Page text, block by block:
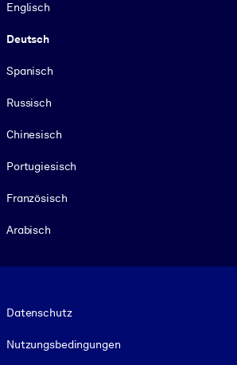
Englisch
Deutsch
Spanisch
Russisch
Chinesisch
Portugiesisch
Französisch
Arabisch
Datenschutz
Nutzungsbedingungen